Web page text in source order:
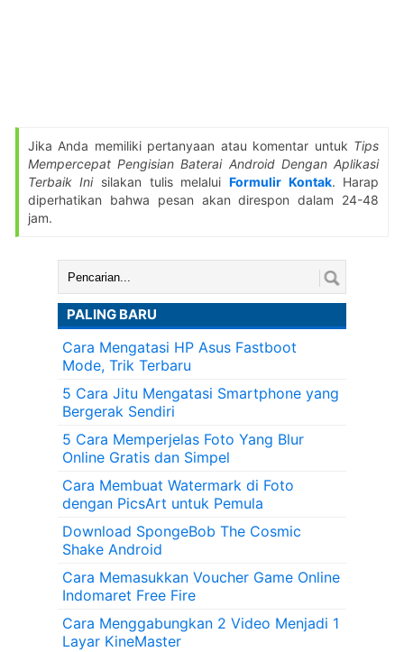
Jika Anda memiliki pertanyaan atau komentar untuk Tips
Mempercepat Pengisian Baterai Android Dengan Aplikasi
Terbaik Inisilakan tulis melaluiFormulir Kontak. Harap
diperhatikan bahwa pesan akan direspon dalam 24-48
jam.
Cari:
PALING BARU
Cara Mengatasi HP Asus Fastboot
Mode, Trik Terbaru
5 Cara Jitu Mengatasi Smartphone yang
Bergerak Sendiri
5 Cara Memperjelas Foto Yang Blur
Online Gratis dan Simpel
Cara Membuat Watermark di Foto
dengan PicsArt untuk Pemula
Download SpongeBob The Cosmic
Shake Android
Cara Memasukkan Voucher Game Online
Indomaret Free Fire
Cara Menggabungkan 2 Video Menjadi 1
Layar KineMaster